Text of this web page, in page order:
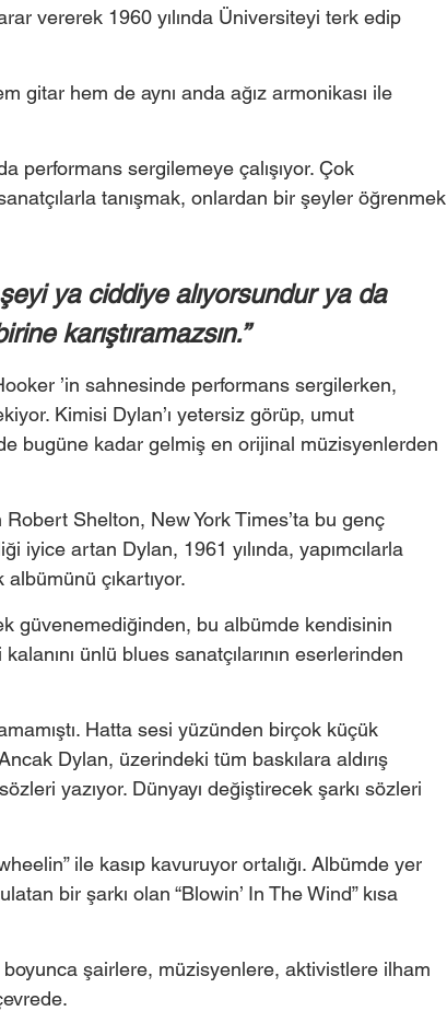
vererek 1960 yılında Üniversiteyi terk edip
gitar hem de aynı anda ağız armonikası ile
performans sergilemeye çalışıyor. Çok
tanışmak, onlardan bir şeyler öğrenmek
ya ciddiye alıyorsundur ya da
karıştıramazsın.”
’in sahnesinde performans sergilerken,
Kimisi Dylan’ı yetersiz görüp, umut
bugüne kadar gelmiş en orijinal müzisyenlerden
Shelton, New York Times’ta bu genç
iyice artan Dylan, 1961 yılında, yapımcılarla
albümünü çıkartıyor.
güvenemediğinden, bu albümde kendisinin
ünlü blues sanatçılarının eserlerinden
Hatta sesi yüzünden birçok küçük
Dylan, üzerindeki tüm baskılara aldırış
yazıyor. Dünyayı değiştirecek şarkı sözleri
ile kasıp kavuruyor ortalığı. Albümde yer
bir şarkı olan “Blowin’ In The Wind” kısa
boyunca şairlere, müzisyenlere, aktivistlere ilham